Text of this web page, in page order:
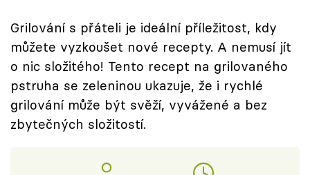
Přihlášení
Sledujte nás
Grilování s přáteli je ideální příležitost, kdy
můžete vyzkoušet nové recepty. A nemusí jít
o nic složitého! Tento recept na grilovaného
pstruha se zeleninou ukazuje, že i rychlé
grilování může být svěží, vyvážené a bez
zbytečných složitostí.